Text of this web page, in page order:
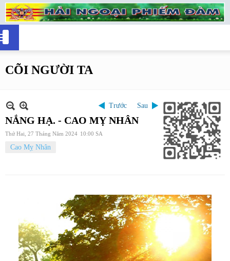
CÕI NGƯỜI TA
Trước Sau
NẮNG HẠ. - CAO MỴ NHÂN
Thứ Hai, 27 Tháng Năm 2024 10:00 SA
Cao Mỵ Nhân